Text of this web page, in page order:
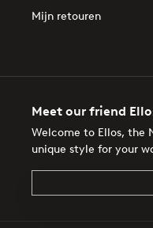
Mijn retouren
Meet our friend
Welcome to Ellos, the
unique style for your